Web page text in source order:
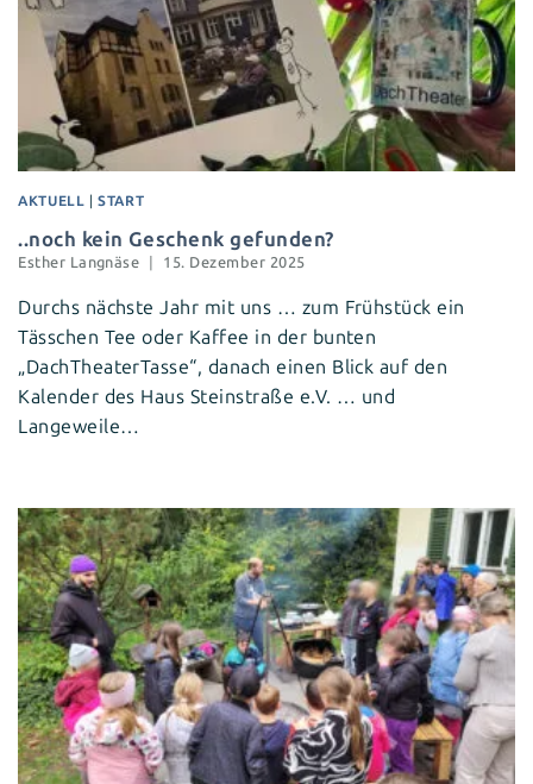
AKTUELL |START
..noch kein Geschenk gefunden?
Esther Langnäse 15. Dezember 2025
Durchs nächste Jahr mit uns … zum Frühstück ein
Tässchen Tee oder Kaffee in der bunten
„DachTheaterTasse“, danach einen Blick auf den
Kalender des Haus Steinstraße e.V. … und
Langeweile…